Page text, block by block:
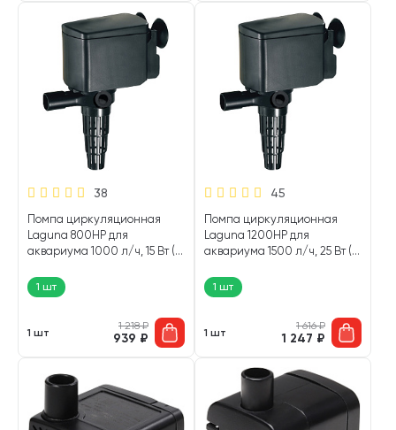
38
Помпа циркуляционная
Laguna 800HP для
аквариума 1000 л/ч, 15 Вт (1
1 шт
1 шт
1 218₽
939 ₽
45
Помпа циркуляционная
Laguna 1200HP для
аквариума 1500 л/ч, 25 Вт (1
1 шт
1 шт
1 616₽
1 247 ₽